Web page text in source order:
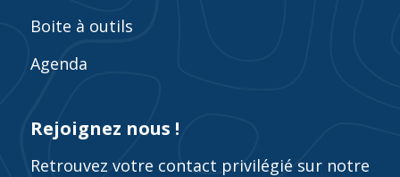
Boite à outils
Agenda
Rejoignez nous !
Retrouvez votre contact privilégié sur notre